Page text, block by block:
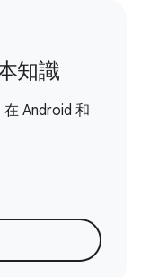
知識
Android 和